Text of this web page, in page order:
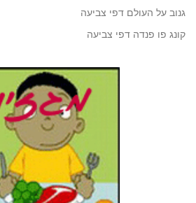
גנוב על העולם דפי צביעה
קונג פו פנדה דפי צביעה